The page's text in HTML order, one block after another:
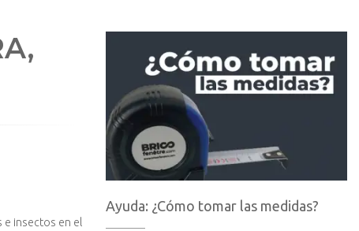
insectos en el
Ayuda: ¿Cómo tomar las medidas?